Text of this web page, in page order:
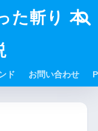
た斬り 本
ド お問い合わせ